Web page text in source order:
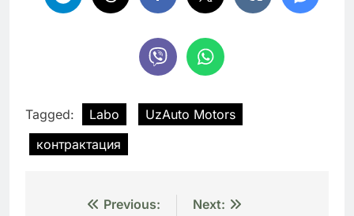
Tagged: Labo
UzAuto Motors
контрактация
Навигация
Previous:
Next: